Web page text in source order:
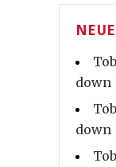
down
down